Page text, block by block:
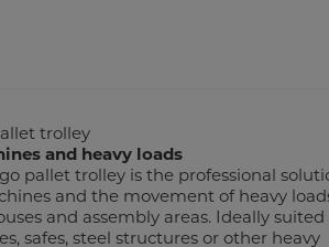
trolley
and heavy loads
pallet trolley is the professional
and the movement of heavy
and assembly areas. Ideally suited
safes, steel structures or other heavy